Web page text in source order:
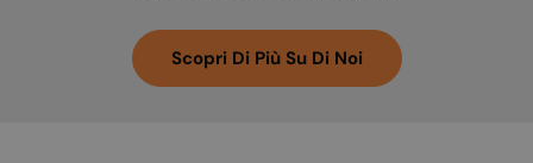
Scopri Di Più Su Di Noi